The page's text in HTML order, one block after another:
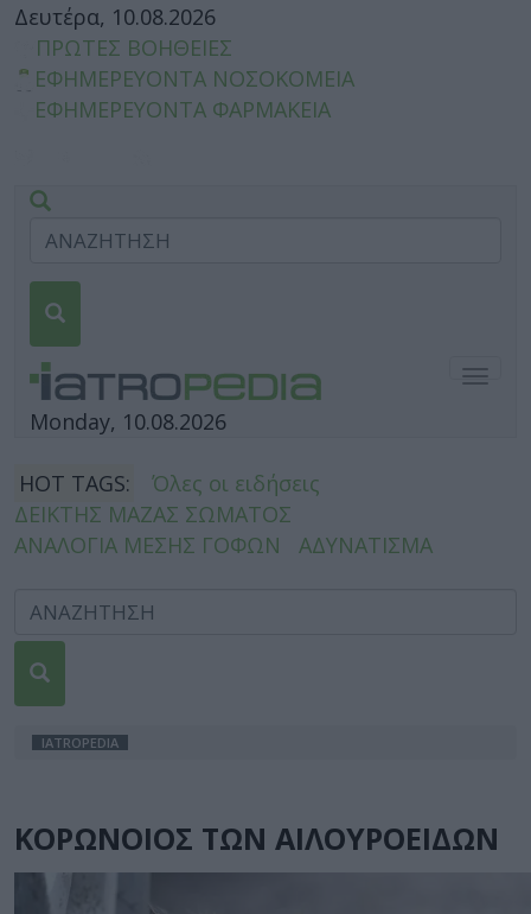
Δευτέρα, 10.08.2026
ΠΡΩΤΕΣ ΒΟΗΘΕΙΕΣ
ΕΦΗΜΕΡΕΥΟΝΤΑ ΝΟΣΟΚΟΜΕΙΑ
ΕΦΗΜΕΡΕΥΟΝΤΑ ΦΑΡΜΑΚΕΙΑ
Monday, 10.08.2026
HOT TAGS:
Όλες οι ειδήσεις
ΔΕΙΚΤΗΣ ΜΑΖΑΣ ΣΩΜΑΤΟΣ
ΑΝΑΛΟΓΙΑ ΜΕΣΗΣ ΓΟΦΩΝ
ΑΔΥΝΑΤΙΣΜΑ
IATROPEDIA
ΚΟΡΩΝΟΙΟΣ ΤΩΝ ΑΙΛΟΥΡΟΕΙΔΩΝ